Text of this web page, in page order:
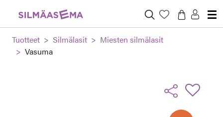
Tuotteet Silmälasit
Miesten silmälasit
Vasuma